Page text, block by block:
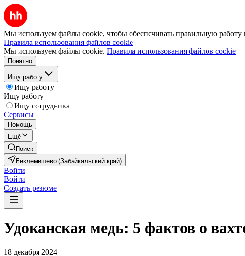
Мы используем файлы cookie, чтобы обеспечивать правильную работу
Правила использования файлов cookie
Мы используем файлы cookie. Правила использования файлов cookie
Понятно
Ищу работу
Ищу работу
Ищу работу
Ищу сотрудника
Сервисы
Помощь
Ещё
Поиск
Беклемишево (Забайкальский край)
Войти
Войти
Создать резюме
Удоканская медь: 5 фактов о
18 декабря 2024